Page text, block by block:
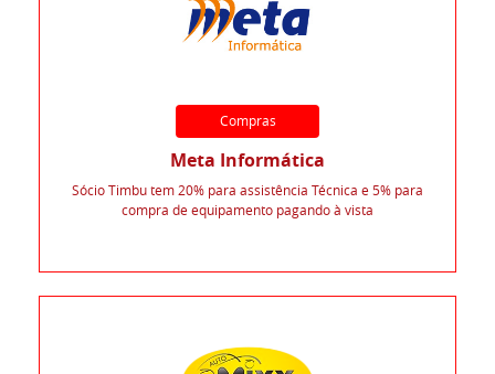
Compras
Meta Informática
Sócio Timbu tem 20% para assistência Técnica e 5% para
compra de equipamento pagando à vista